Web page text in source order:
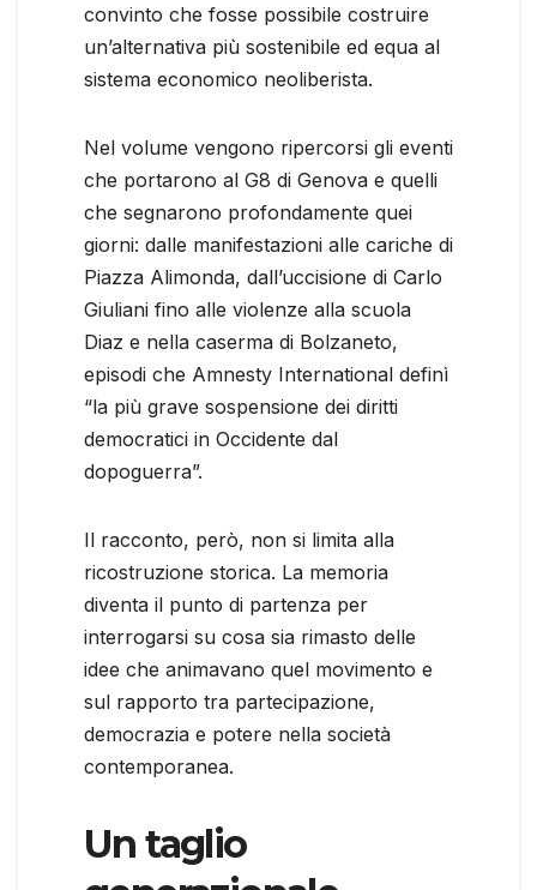
convinto che fosse possibile costruire
un’alternativa più sostenibile ed equa al
sistema economico neoliberista.
Nel volume vengono ripercorsi gli eventi
che portarono al G8 di Genova e quelli
che segnarono profondamente quei
giorni: dalle manifestazioni alle cariche di
Piazza Alimonda, dall’uccisione di Carlo
Giuliani fino alle violenze alla scuola
Diaz e nella caserma di Bolzaneto,
episodi che Amnesty International definì
“la più grave sospensione dei diritti
democratici in Occidente dal
dopoguerra”.
Il racconto, però, non si limita alla
ricostruzione storica. La memoria
diventa il punto di partenza per
interrogarsi su cosa sia rimasto delle
idee che animavano quel movimento e
sul rapporto tra partecipazione,
democrazia e potere nella società
contemporanea.
Un taglio